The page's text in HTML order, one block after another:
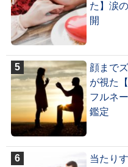
た】涙
開
顔まで
が視た
フルネ
鑑定
当たり